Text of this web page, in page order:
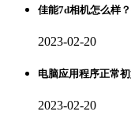
佳能7d相机怎么样
2023-02-20
电脑应用程序正常
2023-02-20